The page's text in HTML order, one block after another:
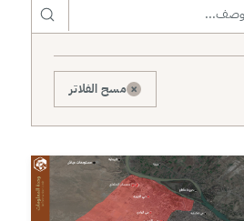
× مسح الفلاتر